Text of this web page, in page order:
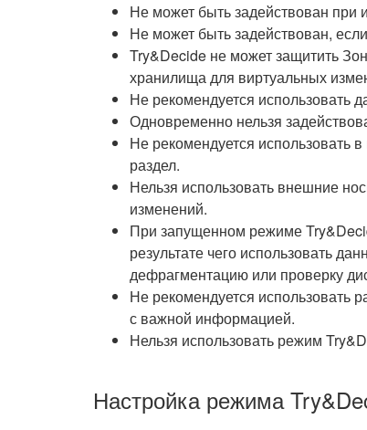
Не может быть задействован при
Не может быть задействован,
Try&Decide не может защитить
хранилища для виртуальных
Не рекомендуется использовать
Одновременно нельзя
Не рекомендуется использовать
раздел.
Нельзя использовать внешние
изменений.
При запущенном режиме
результате чего использовать
дефрагментацию или проверку
Не рекомендуется использовать
с важной информацией.
Нельзя использовать режим
Настройка режима